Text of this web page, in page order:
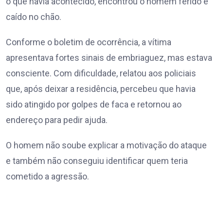
caído no chão.
Conforme o boletim de ocorrência, a vítima
apresentava fortes sinais de embriaguez, mas estava
consciente. Com dificuldade, relatou aos policiais
que, após deixar a residência, percebeu que havia
sido atingido por golpes de faca e retornou ao
endereço para pedir ajuda.
O homem não soube explicar a motivação do ataque
e também não conseguiu identificar quem teria
cometido a agressão.